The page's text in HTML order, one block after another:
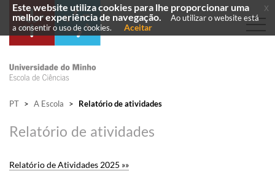
PT > A Escola > Relatório de atividades
Relatório de atividades
Relatório de Atividades 2025 »»
Este website utiliza cookies para lhe proporcionar uma
melhor experiência de navegação.
Ao utilizar o website está
a consentir o uso de cookies.
Aceitar
x